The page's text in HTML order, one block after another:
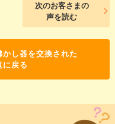
次のお客さまの
声を読む
し器を交換された
に戻る